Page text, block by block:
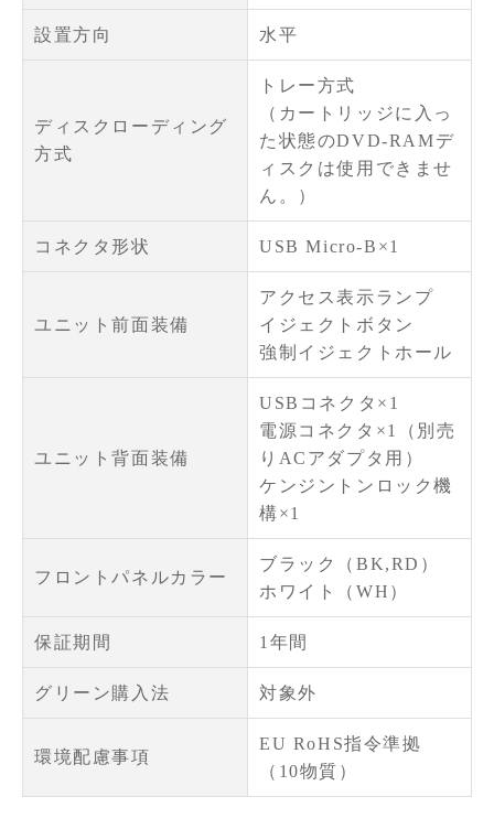
設置方向 水平
ディスクローディング
方式
トレー方式
（カートリッジに入っ
た状態のDVD-RAMデ
ィスクは使用できませ
ん。）
コネクタ形状 USB Micro-B×1
ユニット前面装備
アクセス表示ランプ
イジェクトボタン
強制イジェクトホール
ユニット背面装備
USBコネクタ×1
電源コネクタ×1（別売
りACアダプタ用）
ケンジントンロック機
構×1
フロントパネルカラー
ブラック（BK,RD）
ホワイト（WH）
保証期間 1年間
グリーン購入法 対象外
環境配慮事項
EU RoHS指令準拠
（10物質）